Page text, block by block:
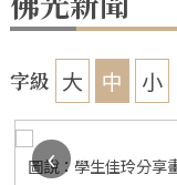
字級 大 中 小
圖說：學生佳玲分享
‹